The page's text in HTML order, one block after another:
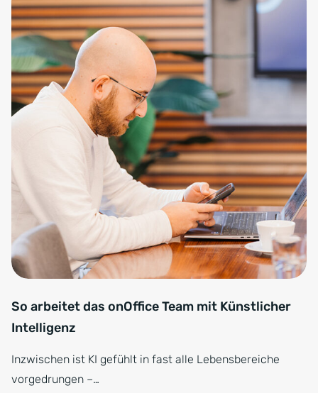
So arbeitet das onOffice Team mit Künstlicher
Intelligenz
Inzwischen ist KI gefühlt in fast alle Lebensbereiche
vorgedrungen –…